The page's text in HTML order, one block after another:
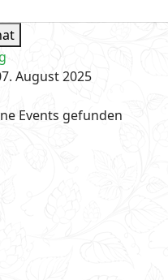
August 2025
Events gefunden